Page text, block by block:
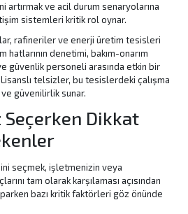
artırmak ve acil durum senaryolarına
sistemleri kritik rol oynar.
rafineriler ve enerji üretim tesisleri
hatlarının denetimi, bakım-onarım
güvenlik personeli arasında etkin bir
telsizler, bu tesislerdeki çalışma
ve güvenilirlik sunar.
Seçerken Dikkat
seçmek, işletmenizin veya
tam olarak karşılaması açısından
bazı kritik faktörleri göz önünde